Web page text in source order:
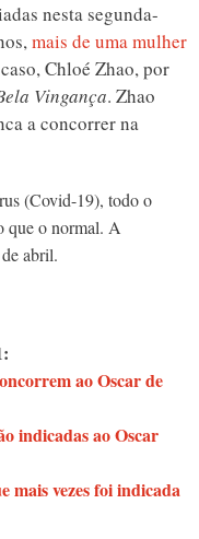
nesta segunda-
mais de uma mulher
Chloé Zhao, por
Vingança. Zhao
a concorrer na
(Covid-19), todo o
que o normal. A
abril.
ao Oscar de
indicadas ao Oscar
mais vezes foi indicada